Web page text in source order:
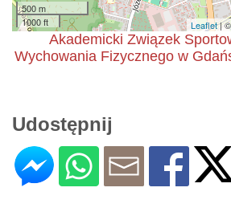
500 m
1000 ft
Leaflet|
Akademicki Związek
Wychowania Fizycznego w
Udostępnij